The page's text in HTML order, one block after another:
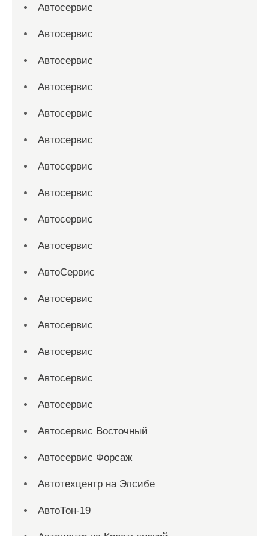
Автосервис
Автосервис
Автосервис
Автосервис
Автосервис
Автосервис
Автосервис
Автосервис
Автосервис
Автосервис
АвтоСервис
Автосервис
Автосервис
Автосервис
Автосервис
Автосервис
Автосервис Восточный
Автосервис Форсаж
Автотехцентр на Элсибе
АвтоТон-19